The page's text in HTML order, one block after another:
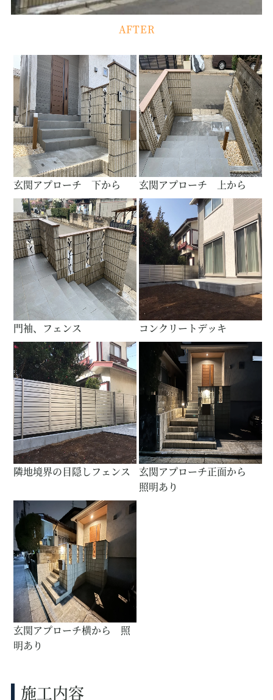
玄関アプローチ 下から 玄関アプローチ 上から
門袖、フェンス コンクリートデッキ
隣地境界の目隠しフェンス
玄関アプローチ正面から
照明あり
玄関アプローチ横から 照
明あり
施工内容